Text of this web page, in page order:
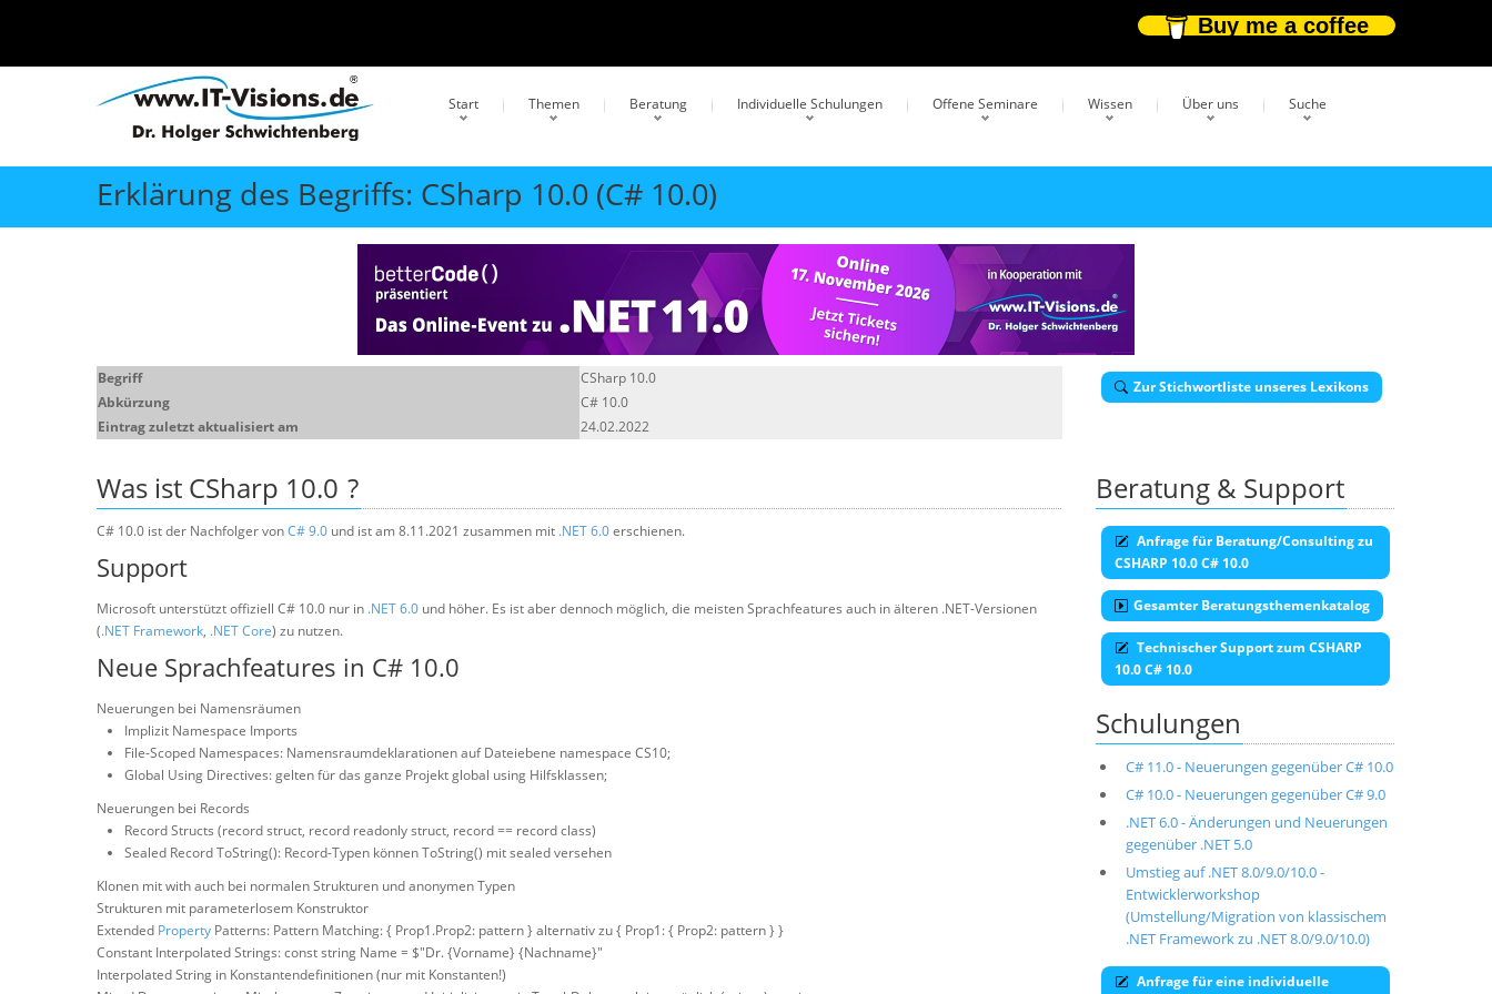
Buy me a coffee
Start Themen Beratung Individuelle Schulungen Offene Seminare Wissen Über uns Suche
Erklärung des Begriffs: CSharp 10.0 (C# 10.0)
Begriff
CSharp 10.0
Abkürzung
C# 10.0
Eintrag zuletzt aktualisiert am
24.02.2022
Zur Stichwortliste unseres Lexikons
Was ist CSharp 10.0 ?
C# 10.0 ist der Nachfolger vonC# 9.0 und ist am 8.11.2021 zusammen mit .NET 6.0erschienen.
Support
Microsoft unterstützt offiziell C# 10.0 nur in .NET 6.0 und höher. Es ist aber dennoch möglich, die meisten Sprachfeatures auch in älteren .NET-Versionen
(.NET Framework, .NET Core) zu nutzen.
Neue Sprachfeatures in C# 10.0
Neuerungen bei Namensräumen
Implizit Namespace Imports
File-Scoped Namespaces: Namensraumdeklarationen auf Dateiebene namespace CS10;
Global Using Directives: gelten für das ganze Projekt global using Hilfsklassen;
Neuerungen bei Records
Record Structs (record struct, record readonly struct, record == record class)
Sealed Record ToString(): Record-Typen können ToString() mit sealed versehen
Klonen mit with auch bei normalen Strukturen und anonymen Typen
Strukturen mit parameterlosem Konstruktor
Extended Property Patterns: Pattern Matching: { Prop1.Prop2: pattern } alternativ zu { Prop1: { Prop2: pattern } }
Constant Interpolated Strings: const string Name = $"Dr. {Vorname} {Nachname}"
Interpolated String in Konstantendefinitionen (nur mit Konstanten!)
Beratung & Support
Anfrage für Beratung/Consulting zu
CSHARP 10.0 C# 10.0
Gesamter Beratungsthemenkatalog
Technischer Support zum CSHARP
10.0 C# 10.0
Schulungen
C# 11.0 - Neuerungen gegenüber C# 10.0
C# 10.0 - Neuerungen gegenüber C# 9.0
.NET 6.0 - Änderungen und Neuerungen
gegenüber .NET 5.0
Umstieg auf .NET 8.0/9.0/10.0 -
Entwicklerworkshop
(Umstellung/Migration von klassischem
.NET Framework zu .NET 8.0/9.0/10.0)
Anfrage für eine individuelle